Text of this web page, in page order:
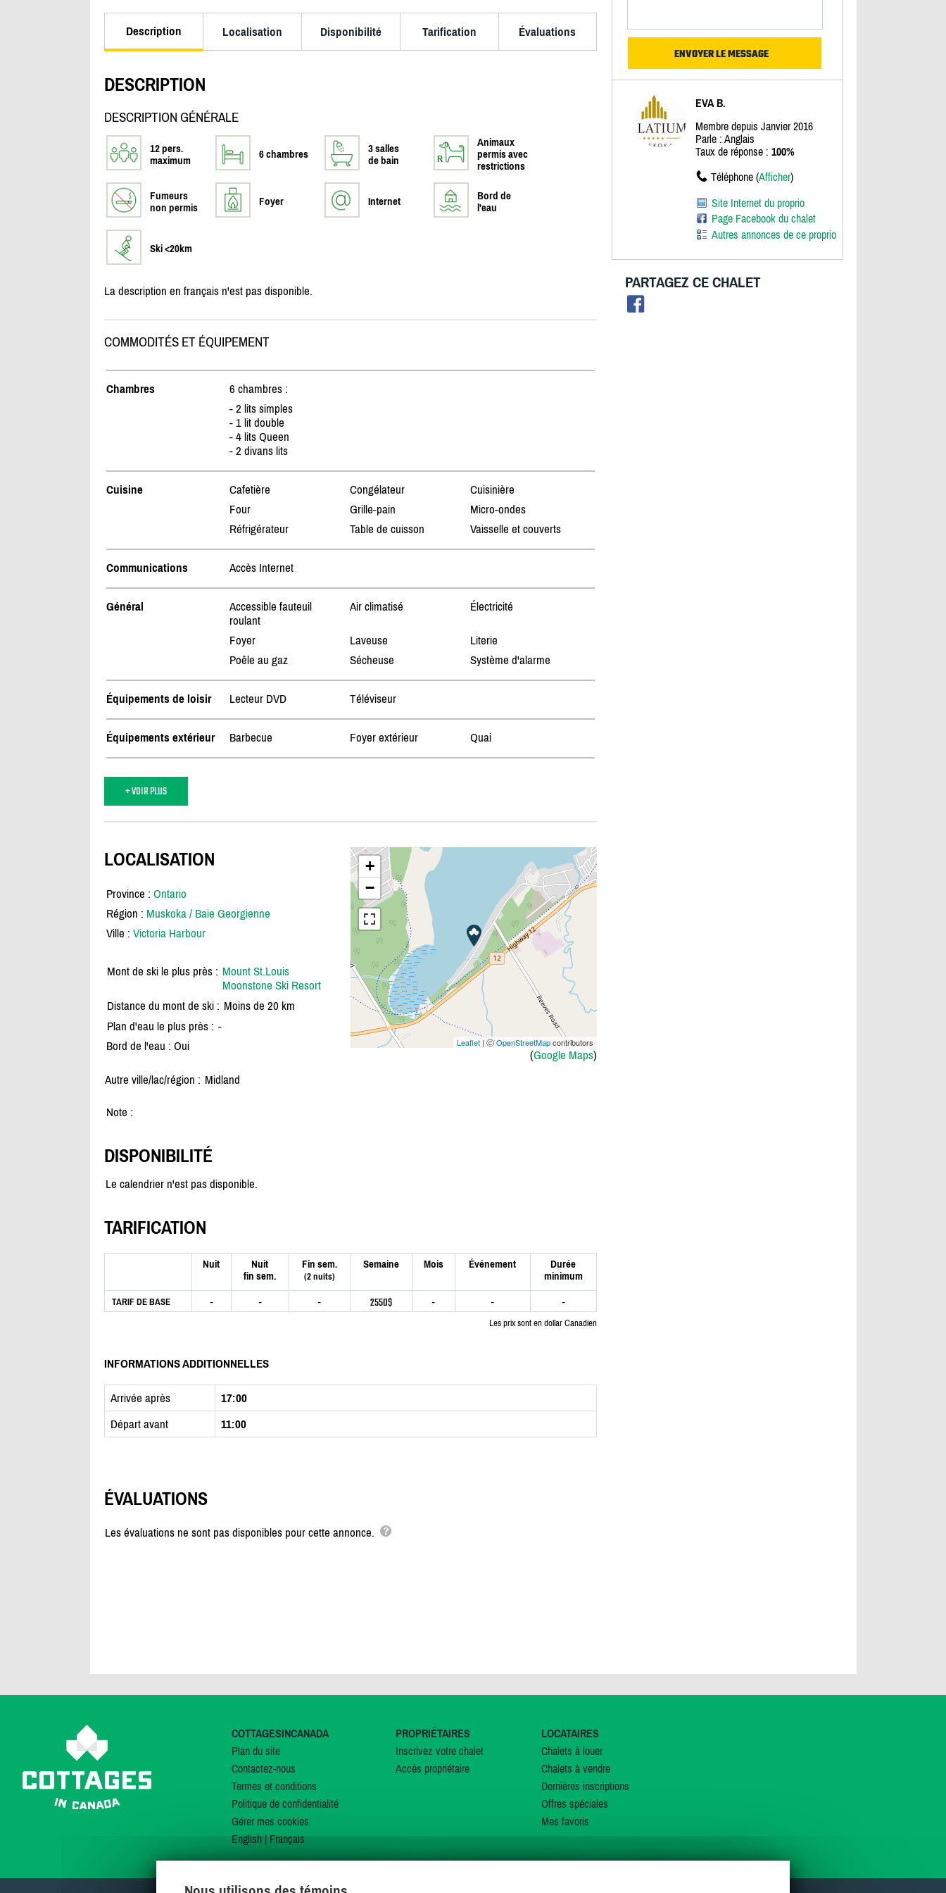
Description Localisation Disponibilité Tarification Évaluations
DESCRIPTION
DESCRIPTION GÉNÉRALE
12 pers.
maximum
6 chambres
3 salles
de bain
Animaux
permis avec
restrictions
Fumeurs
non permis
Foyer Internet
Bord de
l'eau
Ski <20km
La description en français n'est pas disponible.
COMMODITÉS ET ÉQUIPEMENT
Chambres
6 chambres :
- 2 lits simples
- 1 lit double
- 4 lits Queen
- 2 divans lits
Cuisine Cafetière Congélateur
Cuisinière
Four
Grille-pain
Micro-ondes
Réfrigérateur
Table de cuisson Vaisselle et couverts
Communications Accès Internet
Général
Accessible fauteuil
roulant
Air climatisé Électricité
Foyer Laveuse
Literie
Poêle au gaz
Sécheuse Système d'alarme
Équipements de loisir Lecteur DVD Téléviseur
Équipements extérieur Barbecue Foyer extérieur Quai
+ VOIR PLUS
+
−
Leaflet| ⒸOpenStreetMapcontributors
(Google Maps)
LOCALISATION
Province : Ontario
Région : Muskoka / Baie Georgienne
Ville : Victoria Harbour
Mont de ski le plus près : Mount St.Louis
Moonstone Ski Resort
Distance du mont de ski : Moins de 20 km
Plan d'eau le plus près : -
Bord de l'eau : Oui
Autre ville/lac/région : Midland
Note :
DISPONIBILITÉ
Le calendrier n'est pas disponible.
TARIFICATION
Nuit
Nuit
fin sem.
Fin sem.
(2 nuits)
Semaine Mois Événement
Durée
minimum
TARIF DE BASE - - - 2550$ - - -
Les prix sont en dollar Canadien
INFORMATIONS ADDITIONNELLES
Arrivée après
17:00
Départ avant
11:00
ÉVALUATIONS
Les évaluations ne sont pas disponibles pour cette annonce.
EVA B.
Membre depuis Janvier 2016
Parle : Anglais
Taux de réponse : 100%
Téléphone (Afficher)
Site Internet du proprio
Page Facebook du chalet
Autres annonces de ce proprio
PARTAGEZ CE CHALET
COTTAGESINCANADA
Plan du site
Contactez-nous
Termes et conditions
Politique de confidentialité
Gérer mes cookies
English| Français
PROPRIÉTAIRES
Inscrivez votre chalet
Accès propriétaire
LOCATAIRES
Chalets à louer
Chalets à vendre
Dernières inscriptions
Offres spéciales
Mes favoris